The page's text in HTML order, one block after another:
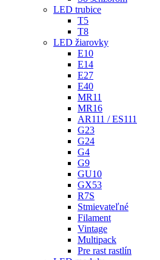
LED trubice
T5
T8
LED žiarovky
E10
E14
E27
E40
MR11
MR16
AR111 / ES111
G23
G24
G4
G9
GU10
GX53
R7S
Stmievateľné
Filament
Vintage
Multipack
Pre rast rastlín